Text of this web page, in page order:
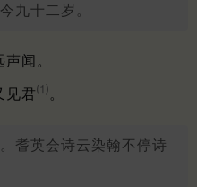
九十二岁。
闻。
见君⑴ 。
耆英会诗云染翰不停诗